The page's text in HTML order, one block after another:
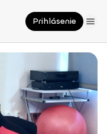
Prihlásenie